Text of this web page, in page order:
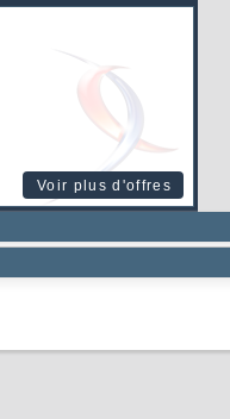
Voir plus d'offres